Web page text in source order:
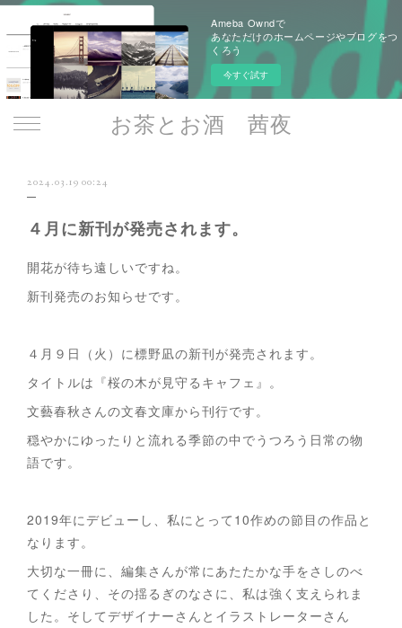
Ameba Owndで
あなただけのホームページやブログをつ
くろう
今すぐ試す
お茶とお酒 茜夜
2024.03.19 00:24
４月に新刊が発売されます。
開花が待ち遠しいですね。
新刊発売のお知らせです。
４月９日（火）に標野凪の新刊が発売されます。
タイトルは『桜の木が見守るキャフェ』。
文藝春秋さんの文春文庫から刊行です。
穏やかにゆったりと流れる季節の中でうつろう日常の物
語です。
2019年にデビューし、私にとって10作めの節目の作品と
なります。
大切な一冊に、編集さんが常にあたたかな手をさしのべ
てくださり、その揺るぎのなさに、私は強く支えられま
した。そしてデザイナーさんとイラストレーターさん